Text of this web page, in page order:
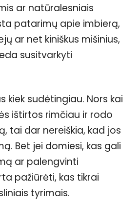
ar natūralesniais
patarimų apie imbierą,
ar net kiniškus mišinius,
susitvarkyti
kiek sudėtingiau. Nors kai
ištirtos rimčiau ir rodo
tai dar nereiškia, kad jos
Bet jei domiesi, kas gali
ar palengvinti
pažiūrėti, kas tikrai
tyrimais.